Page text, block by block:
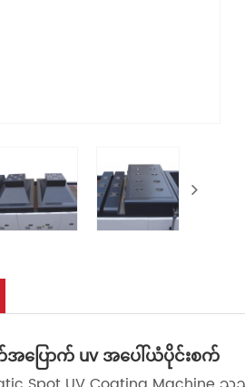
ြောက် uv အပေါ်ယံပိုင်းစက်